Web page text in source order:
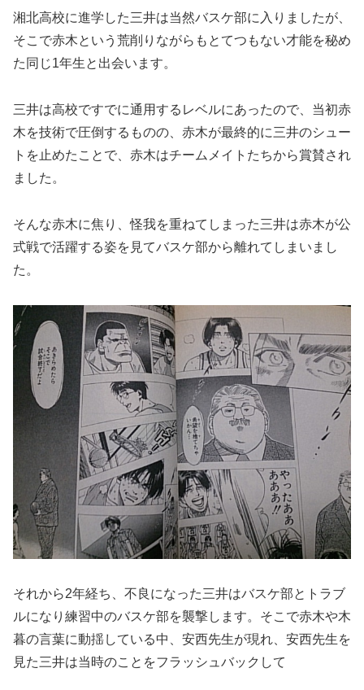
湘北高校に進学した三井は当然バスケ部に入りましたが、
そこで赤木という荒削りながらもとてつもない才能を秘め
た同じ1年生と出会います。
三井は高校ですでに通用するレベルにあったので、当初赤
木を技術で圧倒するものの、赤木が最終的に三井のシュー
トを止めたことで、赤木はチームメイトたちから賞賛され
ました。
そんな赤木に焦り、怪我を重ねてしまった三井は赤木が公
式戦で活躍する姿を見てバスケ部から離れてしまいまし
た。
それから2年経ち、不良になった三井はバスケ部とトラブ
ルになり練習中のバスケ部を襲撃します。そこで赤木や木
暮の言葉に動揺している中、安西先生が現れ、安西先生を
見た三井は当時のことをフラッシュバックして